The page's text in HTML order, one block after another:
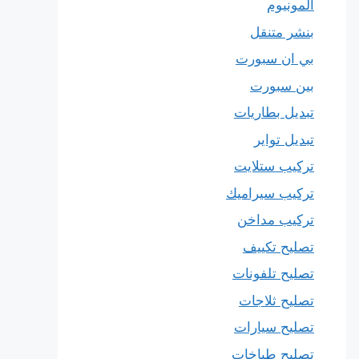
المونيوم
بنشر متنقل
بي ان سبورت
بين سبورت
تبديل بطاريات
تبديل تواير
تركيب ستلايت
تركيب سيراميك
تركيب مداخن
تصليح تكييف
تصليح تلفونات
تصليح ثلاجات
تصليح سيارات
تصليح طباخات